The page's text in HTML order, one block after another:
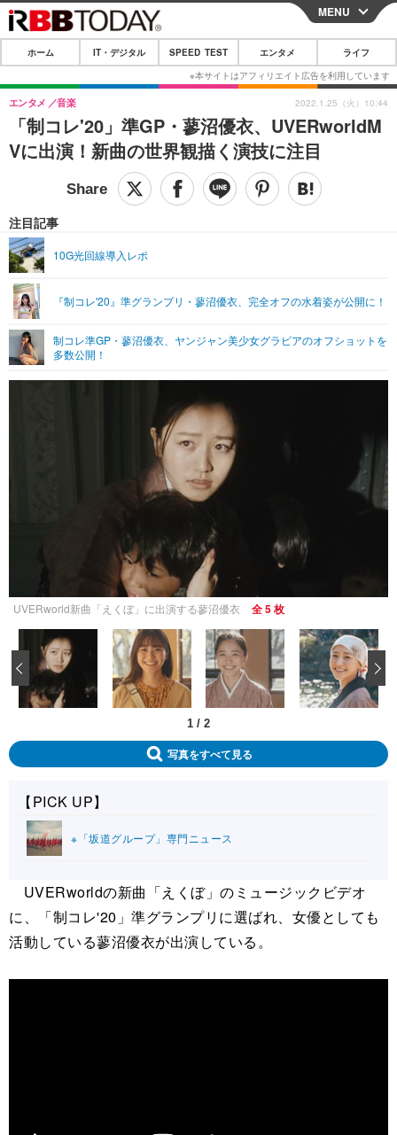
CLOSE
ホーム
IT・デジタル
IT・デジタルTOP スマートフォン
ショッピング その他
SPEED TEST
エンタメTOP 映画・ドラマ
グラビア ブログ
ショッピング その他
ライフTOP
リリース一覧
プッシュ通知の停止方法
MENU
ホーム IT・デジタル SPEED TEST エンタメ ライフ
「制コレ'20」準GP・蓼沼優衣、UVERworldM
Vに出演！新曲の世界観描く演技に注目
エンタメ 音楽
注目記事
10G光回線導入レポ
『制コレ'20』準グランプリ・蓼沼優衣、完全オフの水着姿が公開に！
制コレ準GP・蓼沼優衣、ヤンジャン美少女グラビアのオフショットを
多数公開！
2022.1.25（火）10:44
UVERworld新曲「えくぼ」に出演する蓼沼優衣 全 5 枚
1 / 2
‹
写真をすべて見る
【PICK UP】
※「坂道グループ」専門ニュース
UVERworldの新曲「えくぼ」のミュージックビデオ
に、「制コレ'20」準グランプリに選ばれ、女優としても
活動している蓼沼優衣が出演している。